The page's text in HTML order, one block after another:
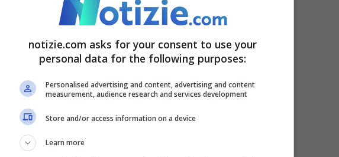
notizie.com asks for your consent to use your
personal data for the following purposes:
Personalised advertising and content, advertising and content
measurement, audience research and services development
Store and/or access information on a device
Learn more